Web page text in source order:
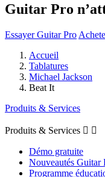
Guitar Pro
Essayer Guitar Pro
Accueil
Tablatures
Michael Jackson
Beat It
Produits & Services
Produits & Services  
Démo gratuite
Nouveautés Guitar
Programme